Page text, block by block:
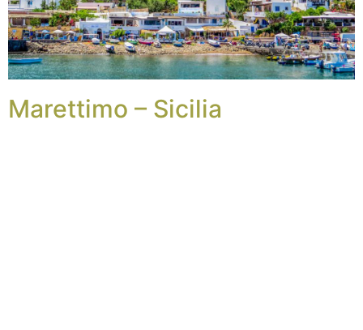
Marettimo – Sicilia